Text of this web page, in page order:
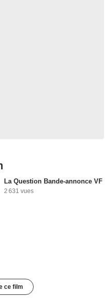
La Question Bande-annonce VF
2 631 vues
ce film